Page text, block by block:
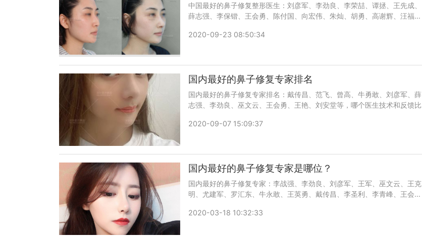
中国最好的鼻子修复整形医生：刘彦军、李劲良、李荣喆、谭拯、王先成、
薛志强、李保锴、王会勇、陈付国、向宏伟、朱灿、胡勇、高谢辉、汪福
加微信号：wuyoubianmei或者直接拨打400-616-6769，了解医生更多口
2020-09-23 08:50:34
国内最好的鼻子修复专家排名
国内最好的鼻子修复专家排名：戴传昌、范飞、曾高、牛勇敢、刘彦军、薛
志强、李劲良、巫文云、王会勇、王艳、刘安堂等，哪个医生技术和反馈比
医生更多口碑和案例。
2020-09-07 15:09:37
国内最好的鼻子修复专家是哪位？
国内最好的鼻子修复专家：李战强、李劲良、刘彦军、王军、巫文云、王克
明、尤建军、罗汇东、牛永敢、王英勇、戴传昌、李圣利、李青峰、王会
加微信号：wuyoubianmei或者直接拨打400-616-6769，了解更多医生口
2020-03-18 10:32:33